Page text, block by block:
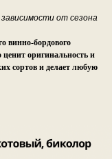
от сезона
винно-бордового
ценит оригинальность и
сортов и делает любую